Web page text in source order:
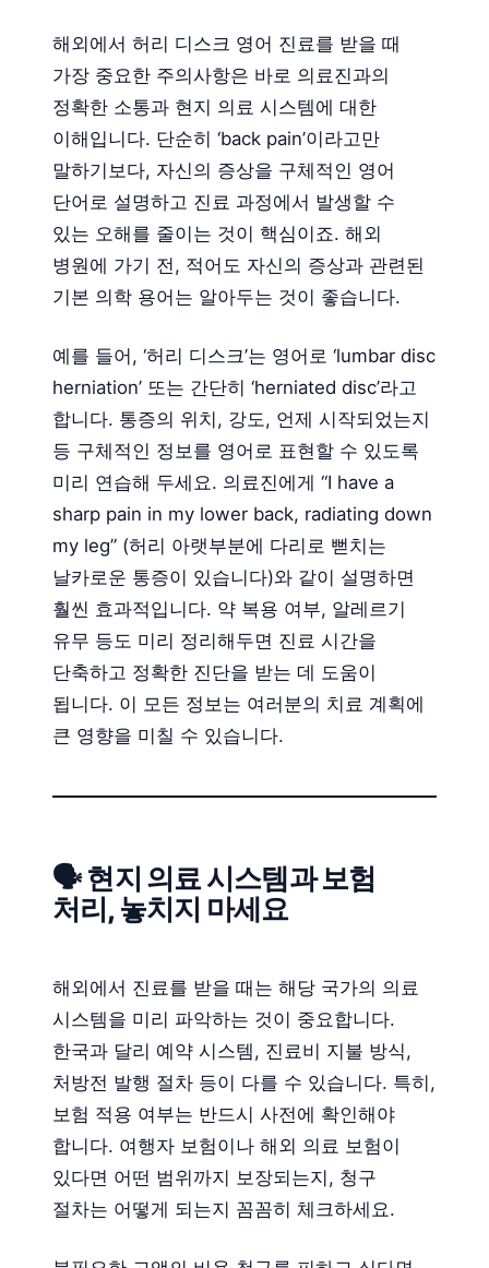
해외에서 허리 디스크 영어 진료를 받을 때
가장 중요한 주의사항은 바로 의료진과의
정확한 소통과 현지 의료 시스템에 대한
이해입니다. 단순히 ‘back pain’이라고만
말하기보다, 자신의 증상을 구체적인 영어
단어로 설명하고 진료 과정에서 발생할 수
있는 오해를 줄이는 것이 핵심이죠. 해외
병원에 가기 전, 적어도 자신의 증상과 관련된
기본 의학 용어는 알아두는 것이 좋습니다.
예를 들어, ‘허리 디스크’는 영어로 ‘lumbar disc
herniation’ 또는 간단히 ‘herniated disc’라고
합니다. 통증의 위치, 강도, 언제 시작되었는지
등 구체적인 정보를 영어로 표현할 수 있도록
미리 연습해 두세요. 의료진에게 “I have a
sharp pain in my lower back, radiating down
my leg” (허리 아랫부분에 다리로 뻗치는
날카로운 통증이 있습니다)와 같이 설명하면
훨씬 효과적입니다. 약 복용 여부, 알레르기
유무 등도 미리 정리해두면 진료 시간을
단축하고 정확한 진단을 받는 데 도움이
됩니다. 이 모든 정보는 여러분의 치료 계획에
큰 영향을 미칠 수 있습니다.
🗣️ 현지 의료 시스템과 보험
처리, 놓치지 마세요
해외에서 진료를 받을 때는 해당 국가의 의료
시스템을 미리 파악하는 것이 중요합니다.
한국과 달리 예약 시스템, 진료비 지불 방식,
처방전 발행 절차 등이 다를 수 있습니다. 특히,
보험 적용 여부는 반드시 사전에 확인해야
합니다. 여행자 보험이나 해외 의료 보험이
있다면 어떤 범위까지 보장되는지, 청구
절차는 어떻게 되는지 꼼꼼히 체크하세요.